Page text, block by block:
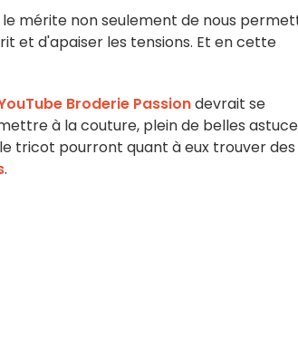
mérite non seulement de nous
et d'apaiser les tensions. Et en cette
Broderie Passiondevrait se
à la couture, plein de belles
tricot pourront quant à eux trouver des
.